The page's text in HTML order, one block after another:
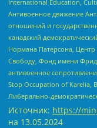
International Education,
Антивоенное движение
отношений и
канадский
Нормана Патерсона,
Свободу, Фонд имени
антивоенное
Stop Occupation of Karelia,
Либерально-
Источник: https://
на 13.05.2024